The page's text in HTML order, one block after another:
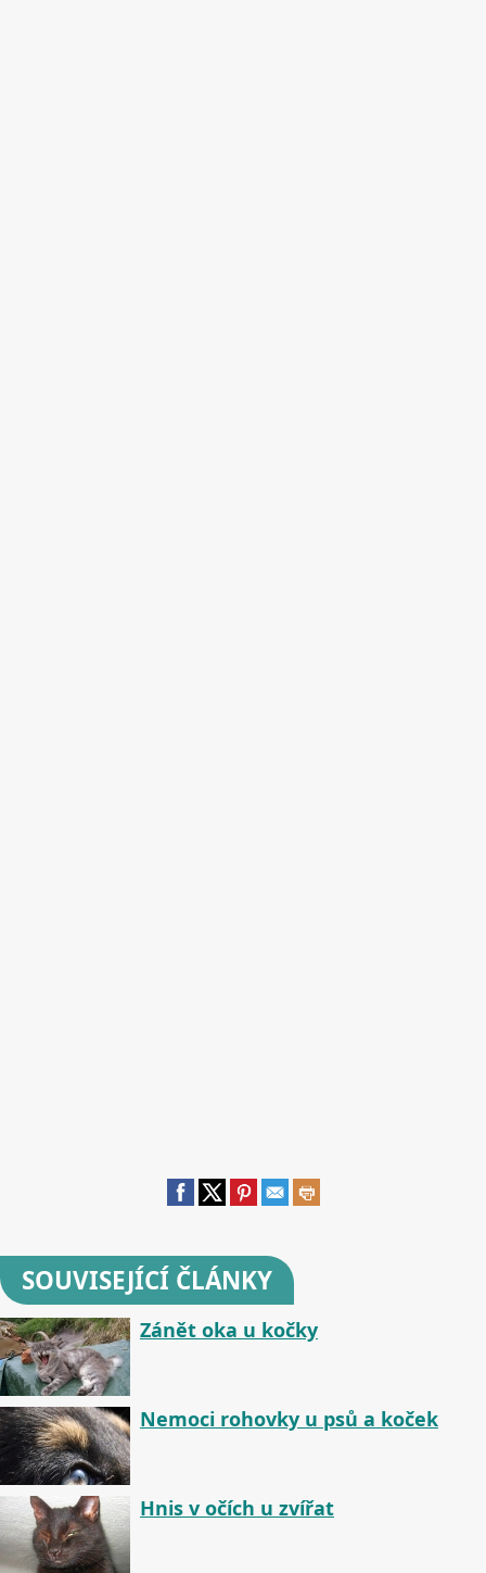
SOUVISEJÍCÍ ČLÁNKY
Zánět oka u kočky
Nemoci rohovky u psů a koček
Hnis v očích u zvířat